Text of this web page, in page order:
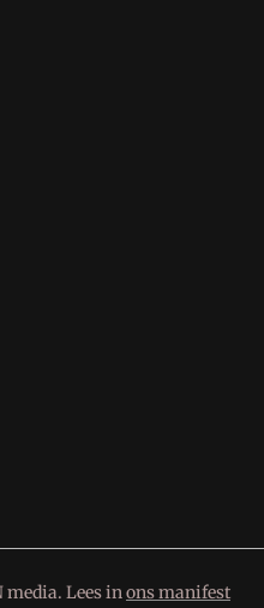
media. Lees inons manifest